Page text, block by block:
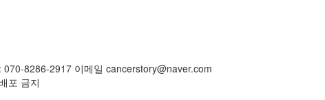
8286-2917 이메일 cancerstory@naver.com
포 금지